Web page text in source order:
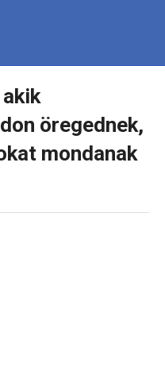
öregednek,
mondanak